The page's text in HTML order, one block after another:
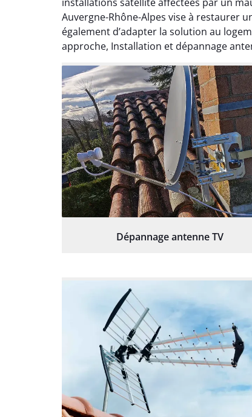
installations satellite affectées par un
Auvergne-Rhône-Alpes vise à restaurer
également d’adapter la solution au
approche, Installation et dépannage
Dépannage antenne TV